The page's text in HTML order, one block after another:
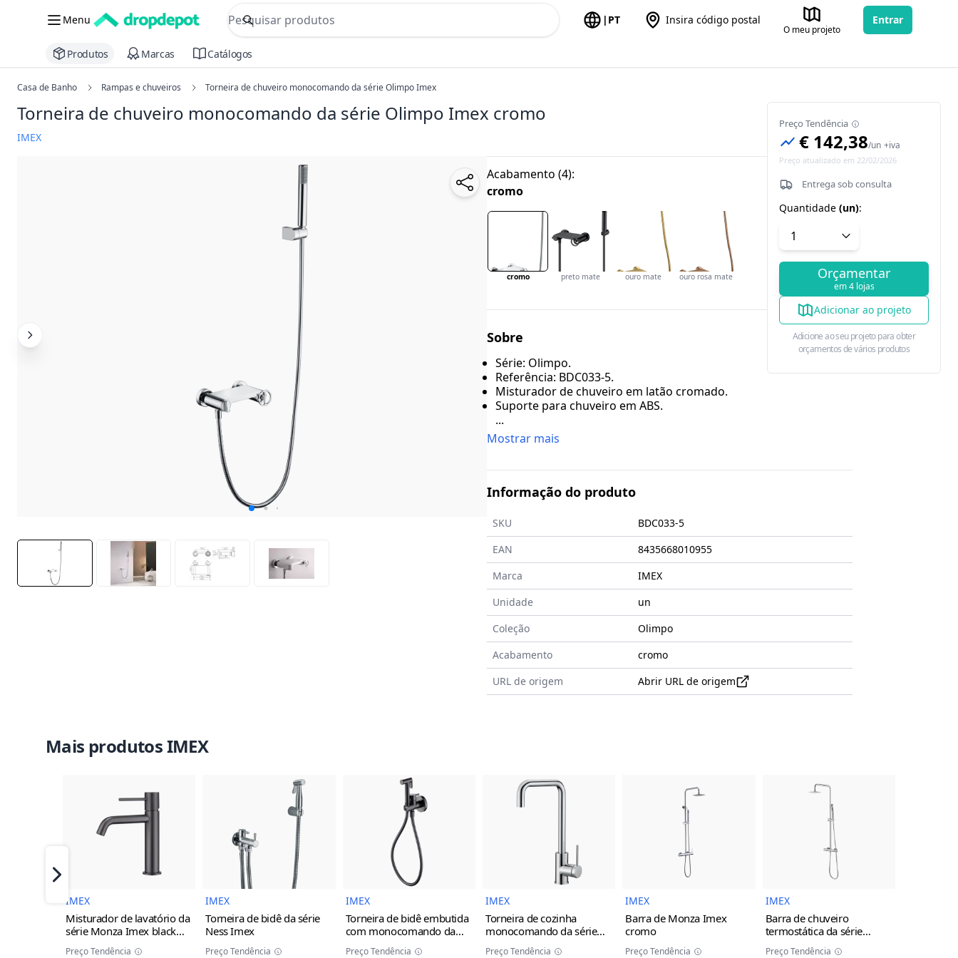
Menu
commerce search no header
Procurar
| PT Insira código postal
O meu projeto
Entrar
Produtos Marcas Catálogos
Casa de Banho Rampas e chuveiros Torneira de chuveiro monocomando da série Olimpo Imex
Torneira de chuveiro monocomando da série Olimpo Imex cromo
IMEX
Acabamento (4):
cromo
cromo preto mate ouro mate ouro rosa mate
Sobre
Série: Olimpo.
Referência: BDC033-5.
Misturador de chuveiro em latão cromado.
Suporte para chuveiro em ABS.
...
Mostrar mais
Informação do produto
SKU
BDC033-5
EAN
8435668010955
Marca
IMEX
Unidade
un
Coleção
Olimpo
Acabamento
cromo
URL de origem
Abrir URL de origem
Preço Tendência
€ 142,38/un +iva
Preço atualizado em 22/02/2026
Entrega sob consulta
Quantidade (un):
Orçamentar
em 4 lojas
Adicionar ao projeto
Adicione ao seu projeto para obter
orçamentos de vários produtos
Mais produtos IMEX
Imagem do Produto
IMEX
Misturador de lavatório da
série Monza Imex black
gun metal
Preço Tendência
Imagem do Produto
IMEX
Torneira de bidê da série
Ness Imex
Preço Tendência
Imagem do Produto
IMEX
Torneira de bidê embutida
com monocomando da
série Munich Imex
Preço Tendência
Imagem do Produto
IMEX
Torneira de cozinha
monocomando da série
Loira Imex
Preço Tendência
Imagem do Produto
IMEX
Barra de Monza Imex
cromo
Preço Tendência
Imagem do Produto
IMEX
Barra de chuveiro
termostática da série
Monza Imex
Preço Tendência
Próximo